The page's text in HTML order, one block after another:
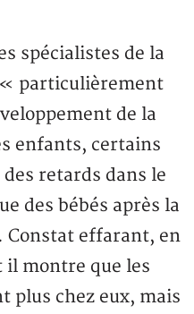
spécialistes de la
particulièrement
de la
enfants, certains
retards dans le
des bébés après la
Constat effarant, en
il montre que les
plus chez eux, mais